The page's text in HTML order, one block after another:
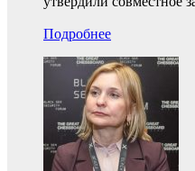
Подробнее